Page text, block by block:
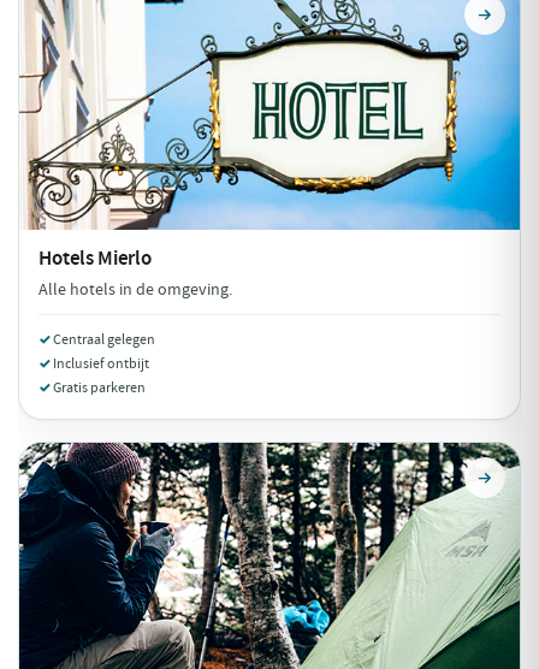
HotelsMierlo
Alle hotels in de omgeving.
Centraal gelegen
Inclusief ontbijt
Gratis parkeren